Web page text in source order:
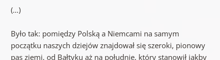
(…)
Było tak: pomiędzy Polską a Niemcami na samym
początku naszych dziejów znajdował się szeroki, pionowy
pas ziemi, od Bałtyku aż na południe, który stanowił jakby